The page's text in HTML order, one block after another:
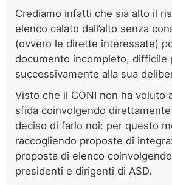
Crediamo infatti che sia alto il
elenco calato dall’alto senza
(ovvero le dirette interessate)
documento incompleto, difficile
successivamente alla sua
Visto che il CONI non ha voluto
sfida coinvolgendo direttamente
deciso di farlo noi: per questo
raccogliendo proposte di
proposta di elenco
presidenti e dirigenti di ASD.